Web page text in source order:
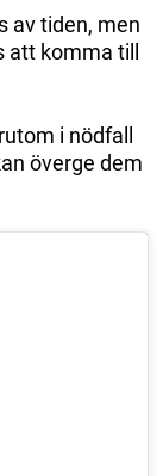
av tiden, men
att komma till
i nödfall
överge dem